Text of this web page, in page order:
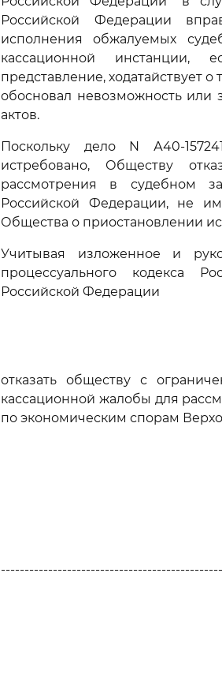
Российской Федерации
исполнения обжалуемых
кассационной инстанции,
представление, ходатайствует
обосновал невозможность или
актов.
Поскольку дело N А40-
истребовано, Обществу
рассмотрения в судебном
Российской Федерации, не
Общества о приостановлении
Учитывая изложенное и
процессуального кодекса
Российской Федерации
отказать обществу с
кассационной жалобы для
по экономическим спорам